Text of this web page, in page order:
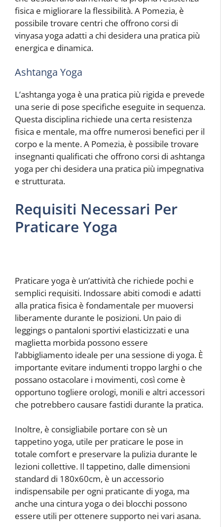
fisica e migliorare la flessibilità. A Pomezia, è
possibile trovare centri che offrono corsi di
vinyasa yoga adatti a chi desidera una pratica più
energica e dinamica.
Ashtanga Yoga
L’ashtanga yoga è una pratica più rigida e prevede
una serie di pose specifiche eseguite in sequenza.
Questa disciplina richiede una certa resistenza
fisica e mentale, ma offre numerosi benefici per il
corpo e la mente. A Pomezia, è possibile trovare
insegnanti qualificati che offrono corsi di ashtanga
yoga per chi desidera una pratica più impegnativa
e strutturata.
Requisiti Necessari Per
Praticare Yoga
Praticare yoga è un’attività che richiede pochi e
semplici requisiti. Indossare abiti comodi e adatti
alla pratica fisica è fondamentale per muoversi
liberamente durante le posizioni. Un paio di
leggings o pantaloni sportivi elasticizzati e una
maglietta morbida possono essere
l’abbigliamento ideale per una sessione di yoga. È
importante evitare indumenti troppo larghi o che
possano ostacolare i movimenti, così come è
opportuno togliere orologi, monili e altri accessori
che potrebbero causare fastidi durante la pratica.
Inoltre, è consigliabile portare con sè un
tappetino yoga, utile per praticare le pose in
totale comfort e preservare la pulizia durante le
lezioni collettive. Il tappetino, dalle dimensioni
standard di 180x60cm, è un accessorio
indispensabile per ogni praticante di yoga, ma
anche una cintura yoga o dei blocchi possono
essere utili per ottenere supporto nei vari asana.